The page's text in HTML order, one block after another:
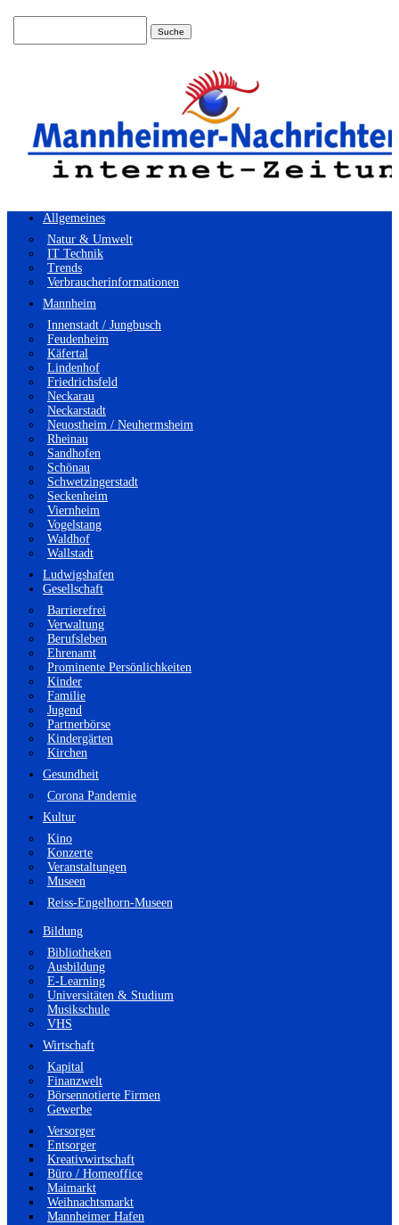
Allgemeines
Natur & Umwelt
IT Technik
Trends
Verbraucherinformationen
Mannheim
Innenstadt / Jungbusch
Feudenheim
Käfertal
Lindenhof
Friedrichsfeld
Neckarau
Neckarstadt
Neuostheim / Neuhermsheim
Rheinau
Sandhofen
Schönau
Schwetzingerstadt
Seckenheim
Viernheim
Vogelstang
Waldhof
Wallstadt
Ludwigshafen
Gesellschaft
Barrierefrei
Verwaltung
Berufsleben
Ehrenamt
Prominente Persönlichkeiten
Kinder
Familie
Jugend
Partnerbörse
Kindergärten
Kirchen
Gesundheit
Corona Pandemie
Kultur
Kino
Konzerte
Veranstaltungen
Museen
Reiss-Engelhorn-Museen
Bildung
Bibliotheken
Ausbildung
E-Learning
Universitäten & Studium
Musikschule
VHS
Wirtschaft
Kapital
Finanzwelt
Börsennotierte Firmen
Gewerbe
Versorger
Entsorger
Kreativwirtschaft
Büro / Homeoffice
Maimarkt
Weihnachtsmarkt
Mannheimer Hafen